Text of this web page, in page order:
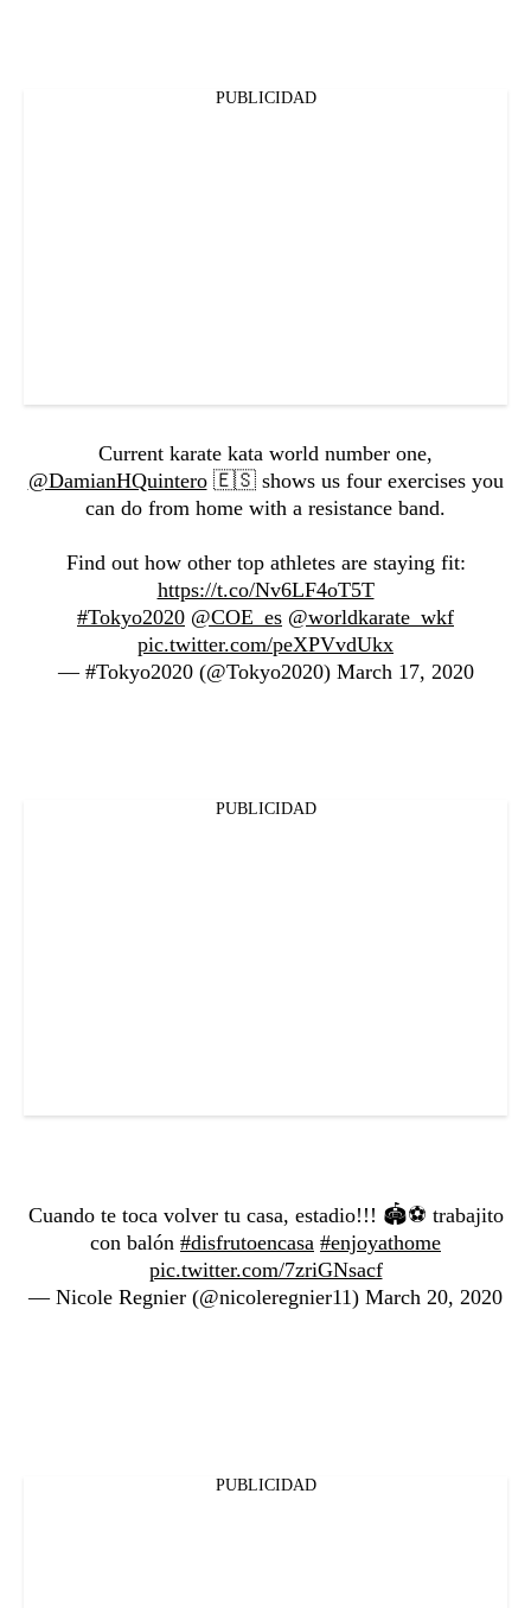
PUBLICIDAD
Current karate kata world number one,
@DamianHQuintero🇪🇸 shows us four exercises you
can do from home with a resistance band.
Find out how other top athletes are staying fit:
https://t.co/Nv6LF4oT5T
#Tokyo2020 @COE_es @worldkarate_wkf
pic.twitter.com/peXPVvdUkx
— #Tokyo2020 (@Tokyo2020) March 17, 2020
PUBLICIDAD
Cuando te toca volver tu casa, estadio!!! 🏟⚽️ trabajito
con balón #disfrutoencasa #enjoyathome
pic.twitter.com/7zriGNsacf
— Nicole Regnier (@nicoleregnier11) March 20, 2020
PUBLICIDAD